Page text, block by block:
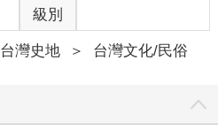
級別
台灣史地 ＞ 台灣文化/民俗